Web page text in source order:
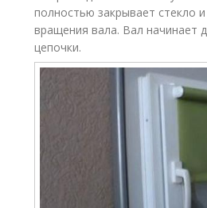
полностью закрывает стекло
вращения вала. Вал начинает
цепочки.